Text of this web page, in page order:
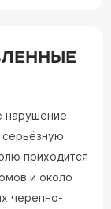
нарушение
приходится
и около
черепно-